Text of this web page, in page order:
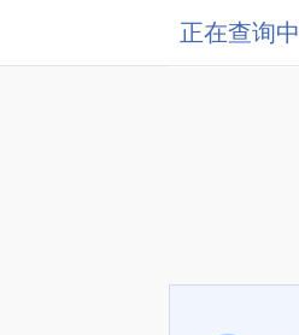
正在查询中